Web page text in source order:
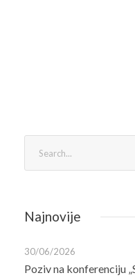
Najnovije
30/06/2026
Poziv na konferenciju